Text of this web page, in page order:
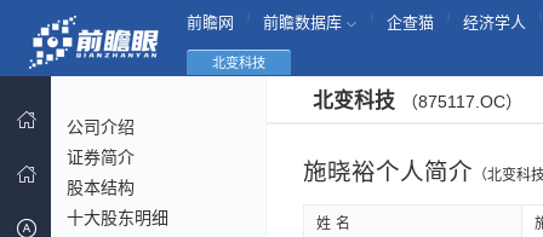
前瞻网 前瞻数据库 企查猫 经济学人
北变科技
公司介绍
证券简介
股本结构
十大股东明细
北变科技 （875117.OC）
施晓裕个人简介 （北变科
姓 名